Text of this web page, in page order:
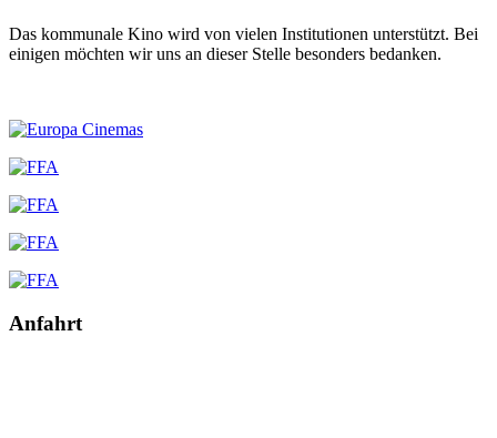
Das kommunale Kino wird von vielen Institutionen unterstützt. Bei
einigen möchten wir uns an dieser Stelle besonders bedanken.
Anfahrt